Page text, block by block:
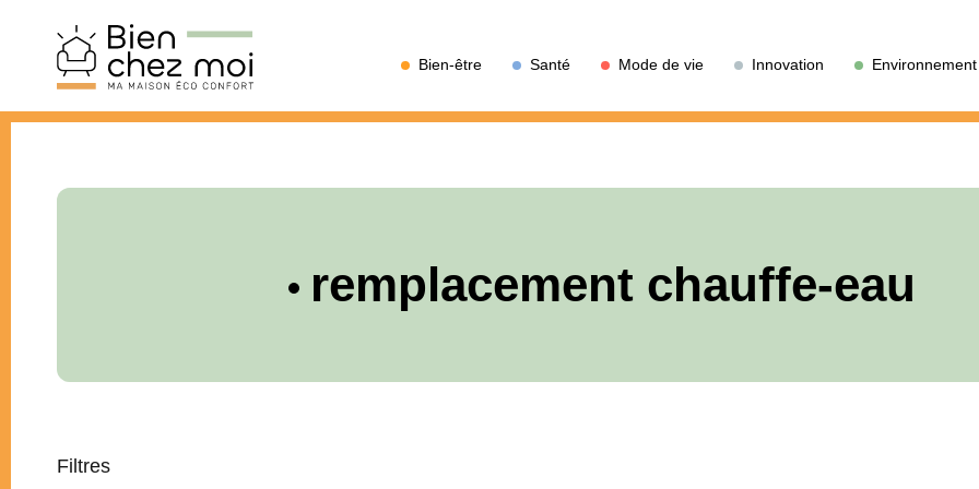
Bien-être Santé Mode de vie Innovation Environnement
remplacement chauffe-eau
Filtres